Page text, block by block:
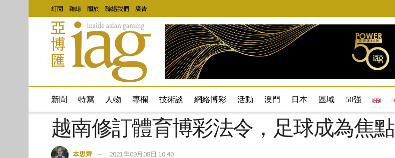
訂閱 雜誌 關於 聯絡我們 廣告
新聞 特寫 人物 專欄 技術談 網絡博彩 活動 澳門 日本 區域 50强
越南修訂體育博彩法令，足球成為焦點
本思齊 2021年09月08日 10:40